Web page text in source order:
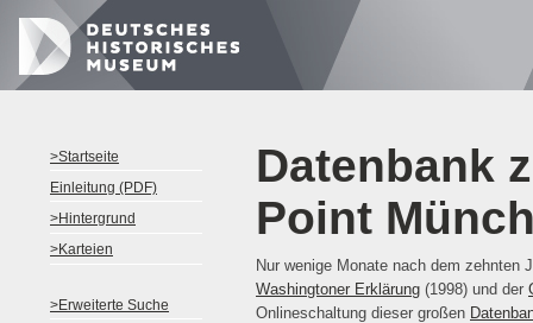
>Startseite
Einleitung (PDF)
>Hintergrund
>Karteien
>Erweiterte Suche
Datenbank
Point
Nur wenige Monate nach dem zehnten
Washingtoner Erklärung (1998) und der
Onlineschaltung dieser großen